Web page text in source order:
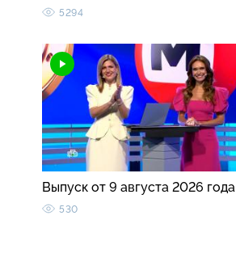
5294
Выпуск от 9 августа 2026 года
530